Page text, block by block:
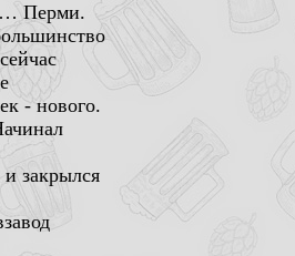
… Перми.
- нового.
закрылся